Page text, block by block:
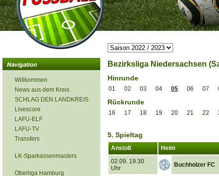
Willkommen
News aus dem Kreis
SCHLAG DEN LANDKREIS
Livescore
LAFU-ELF
LAFU-TV
Transfers
LK-Sparkassenmasters
Oberliga Hamburg
Bezirksliga Niedersachsen
Hinrunde
01 02 03 04 05 06 07
Rückrunde
16 17 18 19 20 21 22
5. Spieltag
Anstoß
Heim
02.09. 19.30
Uhr
Buchholzer FC